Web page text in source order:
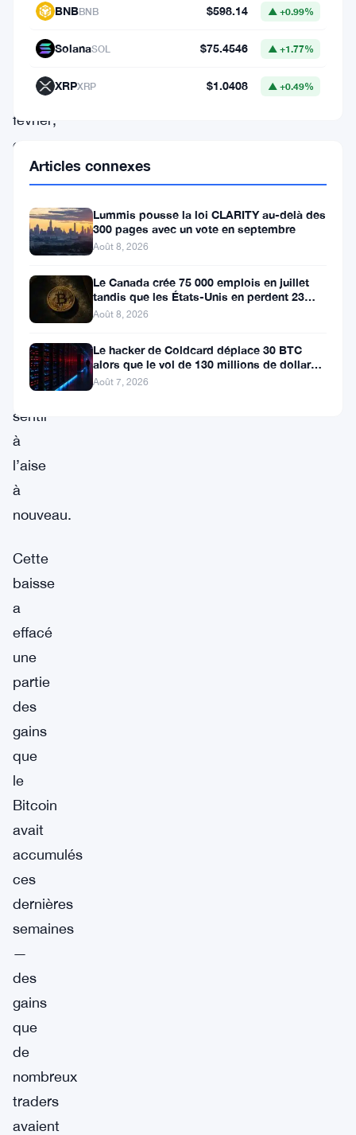
plus
depuis
février,
et
cela
marché
commençait
peine
sentir
à
l’aise
à
nouveau.
Cette
baisse
a
effacé
une
partie
des
gains
que
le
Bitcoin
avait
accumulés
ces
dernières
semaines
—
des
gains
que
de
nombreux
traders
avaient
BNBBNB $598.14 ▲ +0.99%
SolanaSOL $75.4546 ▲ +1.77%
XRPXRP $1.0408 ▲ +0.49%
Articles connexes
Lummis pousse la loi CLARITY au-delà des
300 pages avec un vote en septembre
Août 8, 2026
Le Canada crée 75 000 emplois en juillet
tandis que les États-Unis en perdent 23
000, Bitcoin reste à 65K
Août 8, 2026
Le hacker de Coldcard déplace 30 BTC
alors que le vol de 130 millions de dollars
entre dans une nouvelle phase
Août 7, 2026